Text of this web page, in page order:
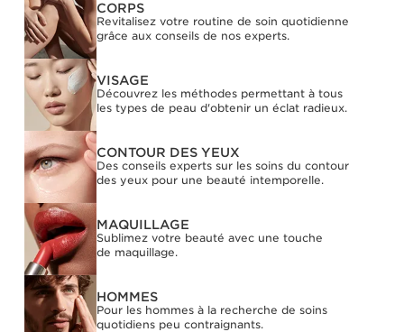
CORPS
Revitalisez votre routine de soin quotidienne
grâce aux conseils de nos experts.
VISAGE
Découvrez les méthodes permettant à tous
les types de peau d'obtenir un éclat radieux.
CONTOUR DES YEUX
Des conseils experts sur les soins du contour
des yeux pour une beauté intemporelle.
MAQUILLAGE
Sublimez votre beauté avec une touche
de maquillage.
HOMMES
Pour les hommes à la recherche de soins
quotidiens peu contraignants.